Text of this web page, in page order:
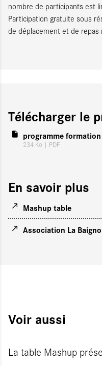
nombre de participants est
Participation gratuite sous
de déplacement et de
Télécharger le
programme
234 Ko | PDF
En savoir plus
Mashup table
Association La
Voir aussi
La table Mashup